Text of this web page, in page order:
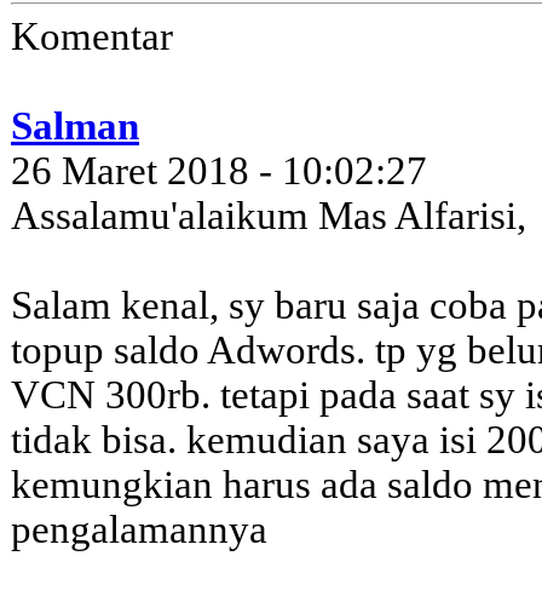
Komentar
Salman
26 Maret 2018 - 10:02:27
Assalamu'alaikum Mas Alfarisi,
Salam kenal, sy baru saja coba
topup saldo Adwords. tp yg
VCN 300rb. tetapi pada saat sy
tidak bisa. kemudian saya isi
kemungkian harus ada saldo
pengalamannya